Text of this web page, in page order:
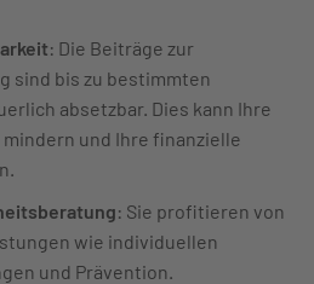
: Die Beiträge zur
sind bis zu bestimmten
absetzbar. Dies kann Ihre
und Ihre finanzielle
: Sie profitieren von
wie individuellen
und Prävention.